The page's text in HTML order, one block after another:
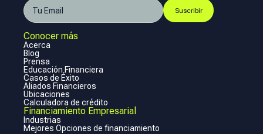
Conocer más
Acerca
Blog
Prensa
Educación Financiera
Casos de Éxito
Aliados Financieros
Ubicaciones
Calculadora de crédito
Financiamiento Empresarial
Industrias
Mejores Opciones de financiamiento